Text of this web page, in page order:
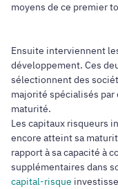
moyens de ce premier
Ensuite interviennent
développement. Ces
sélectionnent des
majorité spécialisés par
maturité.
Les capitaux risqueurs
encore atteint sa
rapport à sa capacité à
supplémentaires dans
capital-risque